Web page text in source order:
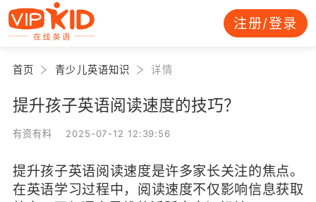
注册/登录
首页 青少儿英语知识 详情
提升孩子英语阅读速度的技巧？
有资有料 2025-07-12 12:39:56
提升孩子英语阅读速度是许多家长关注的焦点。
在英语学习过程中，阅读速度不仅影响信息获取